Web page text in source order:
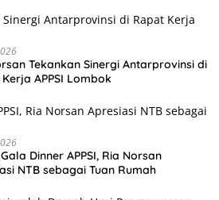
Tekankan Sinergi Antarprovinsi di
APPSI Lombok
Dinner APPSI, Ria Norsan
NTB sebagai Tuan Rumah